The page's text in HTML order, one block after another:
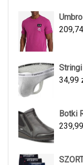
209,74
34,99
Botki
239,99